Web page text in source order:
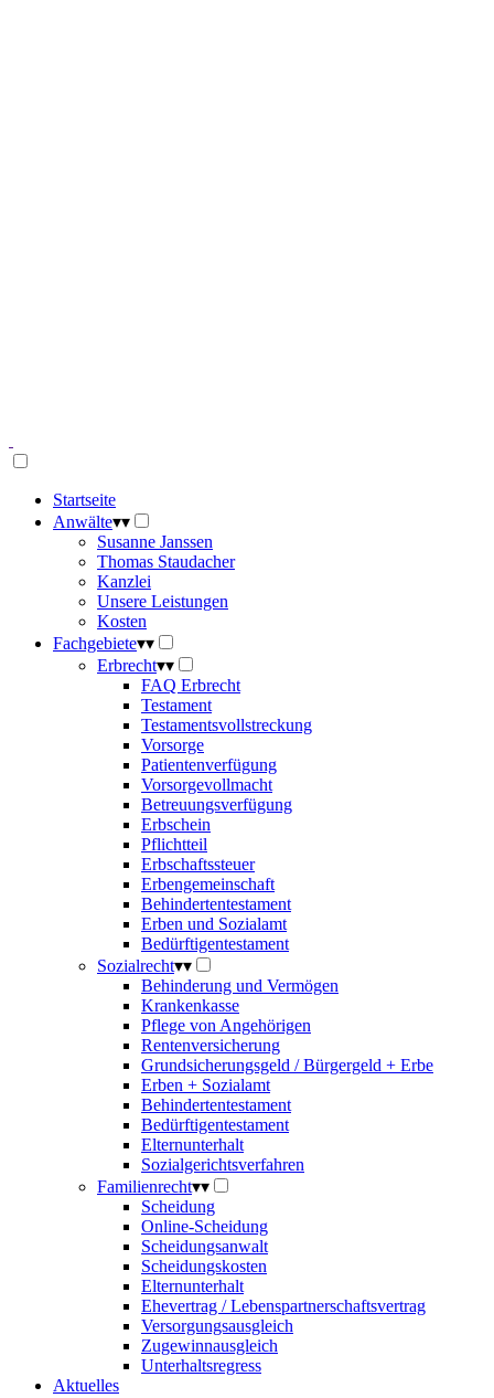
Startseite
Anwälte▾▾
Susanne Janssen
Thomas Staudacher
Kanzlei
Unsere Leistungen
Kosten
Fachgebiete▾▾
Erbrecht▾▾
FAQ Erbrecht
Testament
Testamentsvollstreckung
Vorsorge
Patientenverfügung
Vorsorgevollmacht
Betreuungsverfügung
Erbschein
Pflichtteil
Erbschaftssteuer
Erbengemeinschaft
Behindertentestament
Erben und Sozialamt
Bedürftigentestament
Sozialrecht▾▾
Behinderung und Vermögen
Krankenkasse
Pflege von Angehörigen
Rentenversicherung
Grundsicherungsgeld / Bürgergeld + Erbe
Erben + Sozialamt
Behindertentestament
Bedürftigentestament
Elternunterhalt
Sozialgerichtsverfahren
Familienrecht▾▾
Scheidung
Online-Scheidung
Scheidungsanwalt
Scheidungskosten
Elternunterhalt
Ehevertrag / Lebenspartnerschaftsvertrag
Versorgungsausgleich
Zugewinnausgleich
Unterhaltsregress
Aktuelles